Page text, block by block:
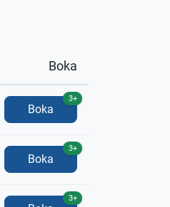
Boka
Boka
3+
Boka
3+
3+